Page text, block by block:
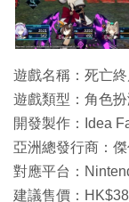
遊戲名稱：死亡
遊戲類型：角色
開發製作：Idea
亞洲總發行商：
對應平台：
建議售價：